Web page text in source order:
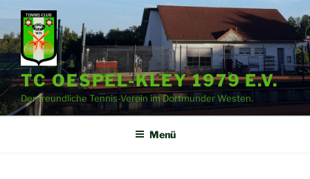
Zum
Inhalt
springen
TC OESPEL-KLEY 1979 E.V.
Der freundliche Tennis-Verein im Dortmunder Westen.
Menü